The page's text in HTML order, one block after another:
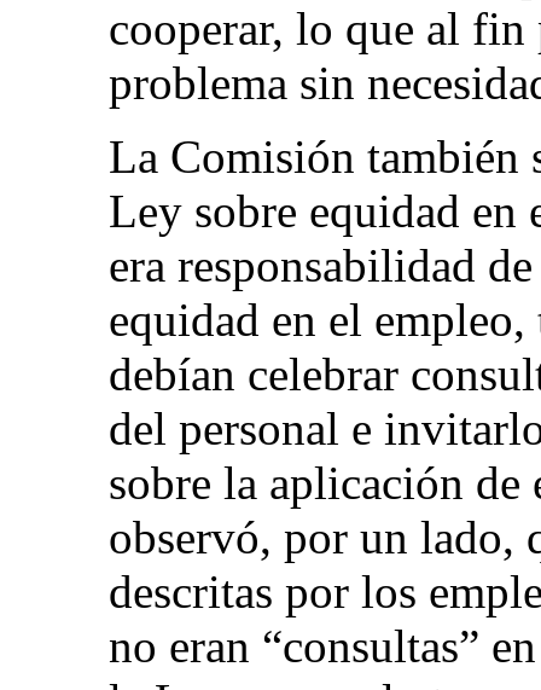
cooperar, lo que al
problema sin
La Comisión también
Ley sobre equidad en
era responsabilidad
equidad en el empleo,
debían celebrar
del personal e
sobre la aplicación
observó, por un lado,
descritas por los
no eran “consultas”